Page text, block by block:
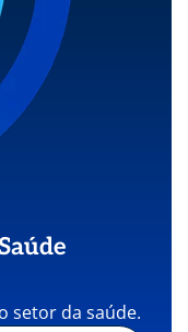
setor da saúde.